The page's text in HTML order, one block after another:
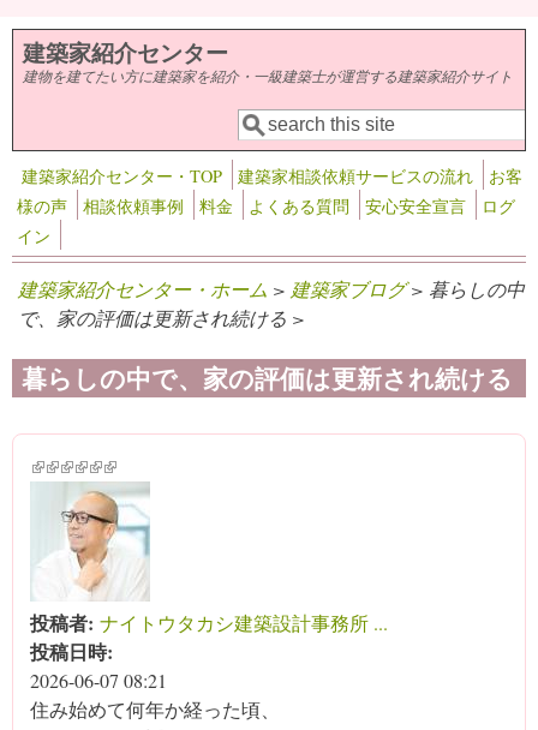
メインコンテンツに移動
建築家紹介センター
建物を建てたい方に建築家を紹介・一級建築士が運営する建築家紹介サイト
検索フォーム
検索
建築家紹介センター・TOP 建築家相談依頼サービスの流れ
お客
様の声
相談依頼事例 料金 よくある質問 安心安全宣言
ログ
イン
建築家紹介センター・ホーム > 建築家ブログ> 暮らしの中
で、家の評価は更新され続ける >
暮らしの中で、家の評価は更新され続ける
(link is external)
(link is external)
(link is external)
(link is external)
(link is external)
(link is external)
投稿者: ナイトウタカシ建築設計事務所 ...
投稿日時:
2026-06-07 08:21
住み始めて何年か経った頃、